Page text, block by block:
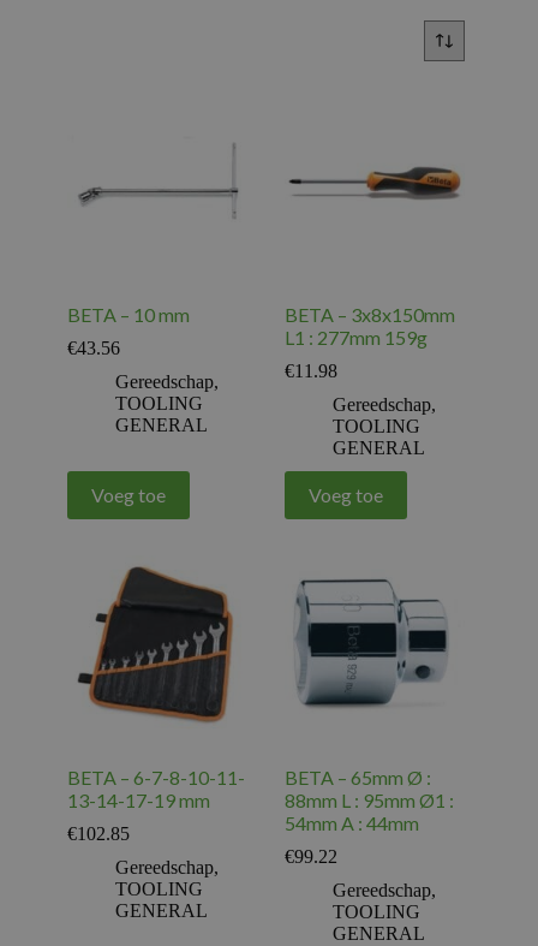
BETA – 10 mm
€43.56
Gereedschap,
TOOLING
GENERAL
Voeg toe
BETA – 3x8x150mm
L1 : 277mm 159g
€11.98
Gereedschap,
TOOLING
GENERAL
Voeg toe
BETA – 6-7-8-10-11-
13-14-17-19 mm
€102.85
Gereedschap,
TOOLING
GENERAL
BETA – 65mm Ø :
88mm L : 95mm Ø1 :
54mm A : 44mm
€99.22
Gereedschap,
TOOLING
GENERAL